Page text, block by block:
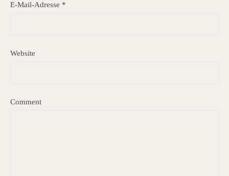
E-Mail-Adresse *
Website
Comment